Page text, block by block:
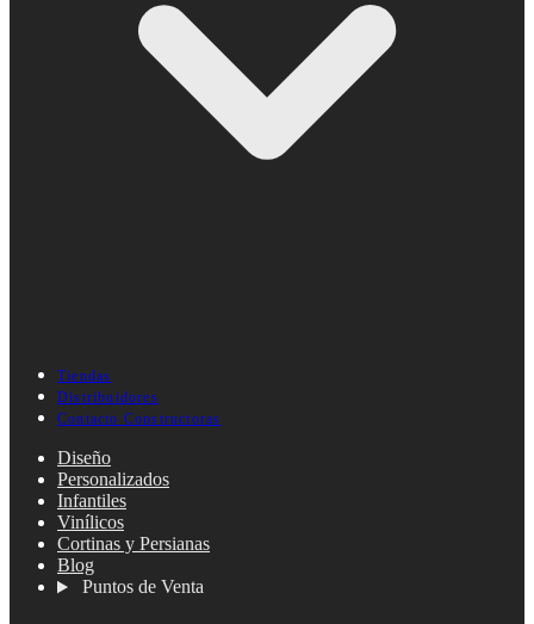
Tiendas
Distribuidores
Contacto Constructoras
Diseño
Personalizados
Infantiles
Vinílicos
Cortinas y Persianas
Blog
Puntos de Venta